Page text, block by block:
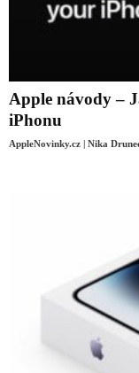
Apple návody –
iPhonu
AppleNovinky.cz | Nika